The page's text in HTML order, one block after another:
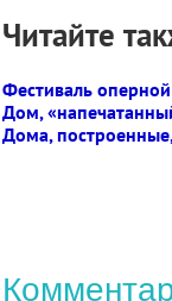
Читайте
Фестиваль
Дом,
Дома,